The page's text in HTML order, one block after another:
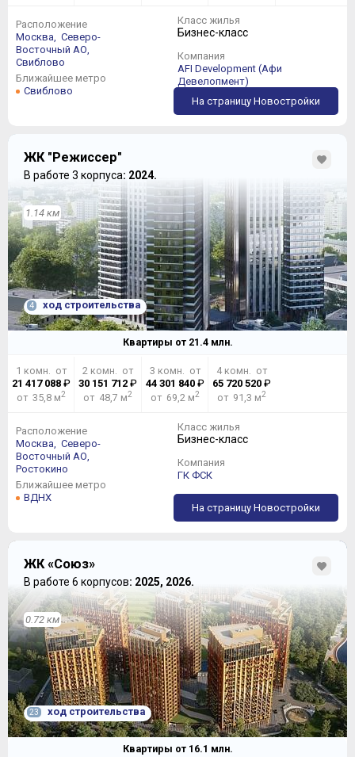
Расположение
Москва,
Северо-
Восточный АО,
Свиблово
Ближайшее метро
Свиблово
Класс жилья
Бизнес-класс
Компания
AFI Development (Афи
Девелопмент)
На страницу Новостройки
ЖК "Режиссер"
В работе 3 корпуса: 2024.
1.14 км
4 ход строительства
Квартиры от 21.4млн.
1 комн. от
21 417 088₽
от 35,8 м2
2 комн. от
30 151 712 ₽
от 48,7 м2
3 комн. от
44 301 840₽
от 69,2 м2
4 комн. от
65 720 520 ₽
от 91,3 м2
Расположение
Москва,
Северо-
Восточный АО,
Ростокино
Ближайшее метро
ВДНХ
Класс жилья
Бизнес-класс
Компания
ГК ФСК
На страницу Новостройки
ЖК «Союз»
В работе 6 корпусов: 2025, 2026.
0.72 км
23 ход строительства
Квартиры от 16.1 млн.